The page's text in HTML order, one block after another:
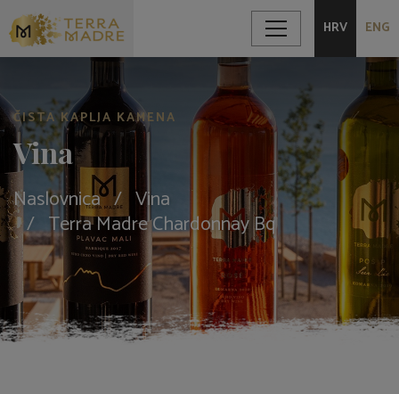
HRV ENG
ČISTA KAPLJA KAMENA
Vina
Naslovnica Vina
Terra Madre Chardonnay Bq